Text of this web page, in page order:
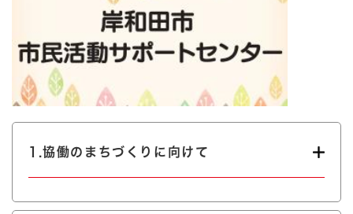
1.協働のまちづくりに向けて